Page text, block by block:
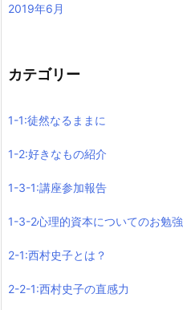
2019年6月
カテゴリー
1-1:徒然なるままに
1-2:好きなもの紹介
1-3-1:講座参加報告
1-3-2心理的資本についてのお勉強
2-1:西村史子とは？
2-2-1:西村史子の直感力